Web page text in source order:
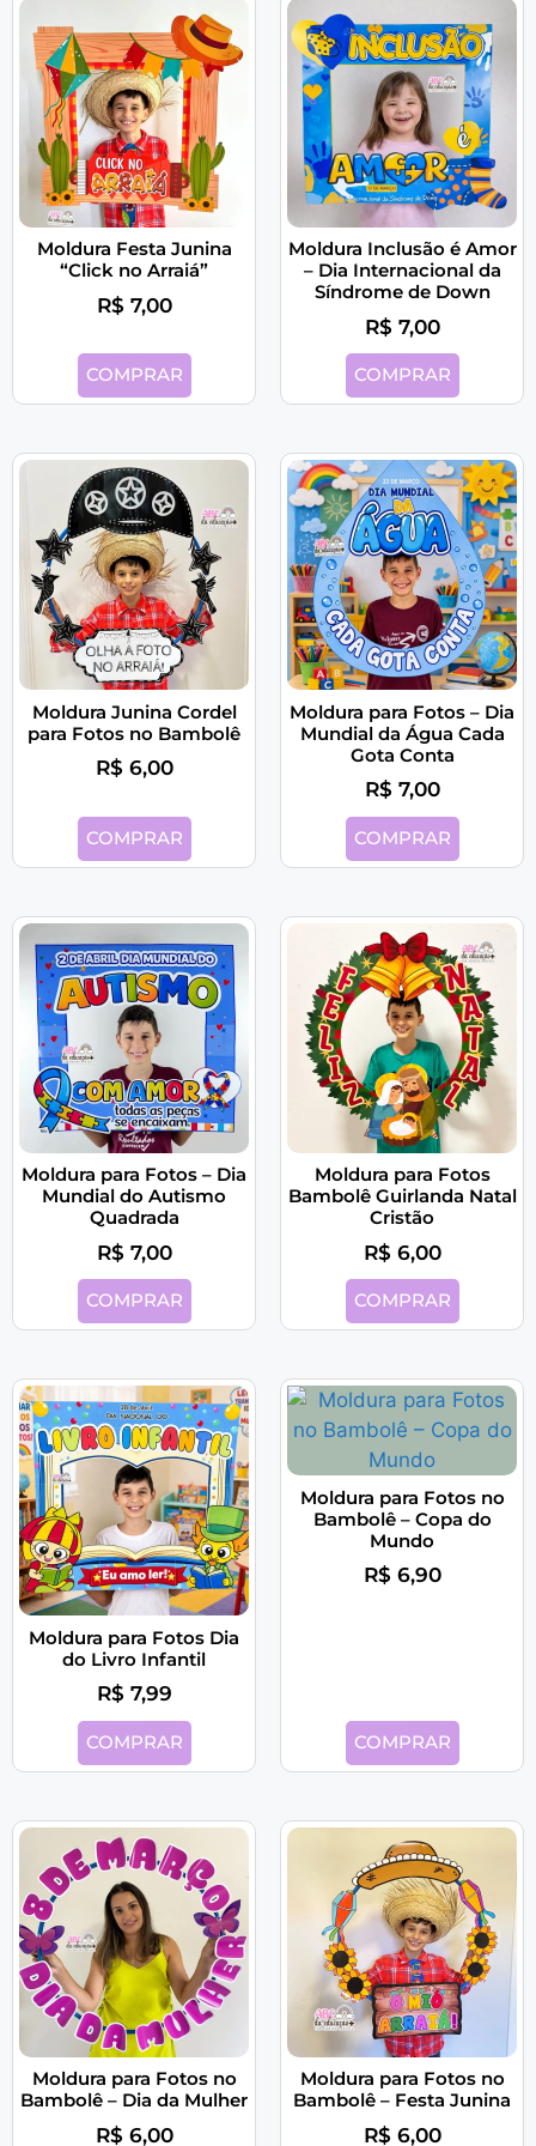
Moldura Festa Junina
“Click no Arraiá”
R$ 7,00
COMPRAR
Moldura Inclusão é Amor
– Dia Internacional da
Síndrome de Down
R$ 7,00
COMPRAR
Moldura Junina Cordel
para Fotos no Bambolê
R$ 6,00
COMPRAR
Moldura para Fotos – Dia
Mundial da Água Cada
Gota Conta
R$ 7,00
COMPRAR
Moldura para Fotos – Dia
Mundial do Autismo
Quadrada
R$ 7,00
COMPRAR
Moldura para Fotos
Bambolê Guirlanda Natal
Cristão
R$ 6,00
COMPRAR
Moldura para Fotos Dia
do Livro Infantil
R$ 7,99
COMPRAR
Moldura para Fotos no
Bambolê – Copa do
Mundo
R$ 6,90
COMPRAR
Moldura para Fotos no
Bambolê – Dia da Mulher
R$ 6,00
Moldura para Fotos no
Bambolê – Festa Junina
R$ 6,00